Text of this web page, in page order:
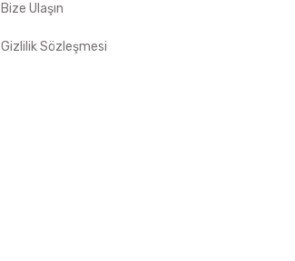
Bize Ulaşın
Gizlilik Sözleşmesi